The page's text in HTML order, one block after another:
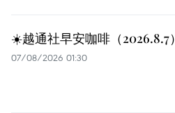
☀️越通社早安咖啡（2026.8.7）
07/08/2026 01:30